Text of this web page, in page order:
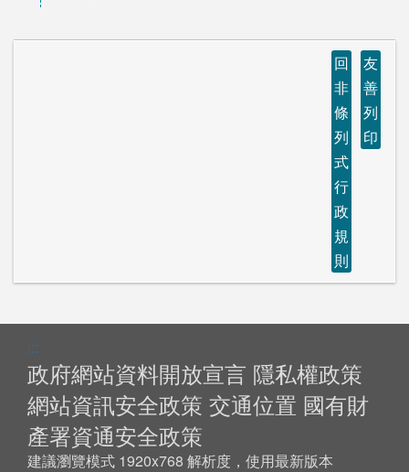
回
非
條
列
式
行
政
規
則
友
善
列
印
:::
政府網站資料開放宣言 隱私權政策
網站資訊安全政策 交通位置 國有財
產署資通安全政策
建議瀏覽模式 1920x768 解析度，使用最新版本